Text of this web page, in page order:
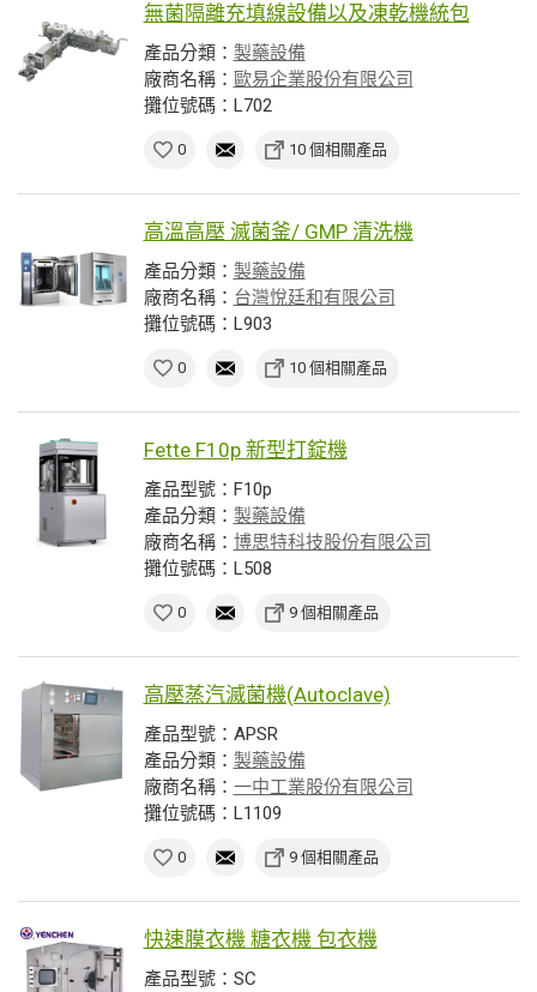
無菌隔離充填線設備以及凍乾機統包
產品分類： 製藥設備
廠商名稱： 歐易企業股份有限公司
攤位號碼：L702
0 10 個相關產品
高溫高壓 滅菌釜/ GMP 清洗機
產品分類： 製藥設備
廠商名稱： 台灣悅廷和有限公司
攤位號碼：L903
0 10 個相關產品
Fette F10p 新型打錠機
產品型號：F10p
產品分類： 製藥設備
廠商名稱： 博思特科技股份有限公司
攤位號碼：L508
0 9 個相關產品
高壓蒸汽滅菌機(Autoclave)
產品型號：APSR
產品分類： 製藥設備
廠商名稱： 一中工業股份有限公司
攤位號碼：L1109
0 9 個相關產品
快速膜衣機 糖衣機 包衣機
產品型號：SC